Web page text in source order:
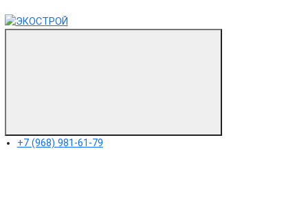
+7 (968) 981-61-79